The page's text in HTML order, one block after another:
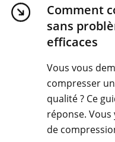
Comment
sans
efficaces
Vous vous
compresser
qualité ? Ce
réponse.
de